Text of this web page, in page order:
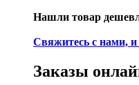
Нашли товар
Свяжитесь с нами,
Заказы